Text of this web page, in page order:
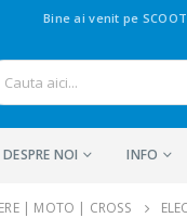
Bine ai venit pe
DESPRE NOI INFO
| MOTO | CROSS